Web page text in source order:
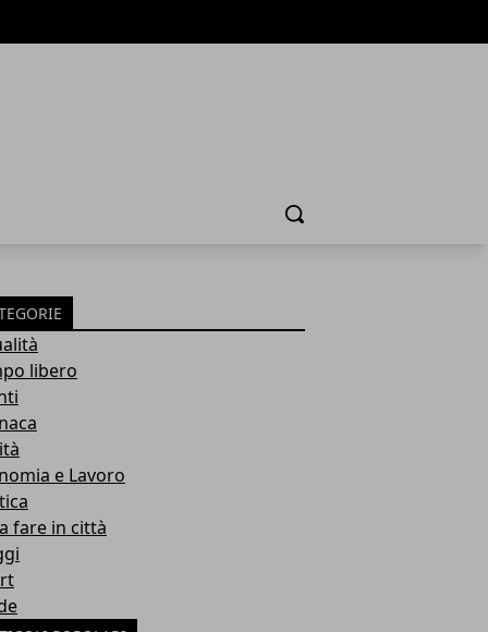
Cerca
libero
e Lavoro
fare in città